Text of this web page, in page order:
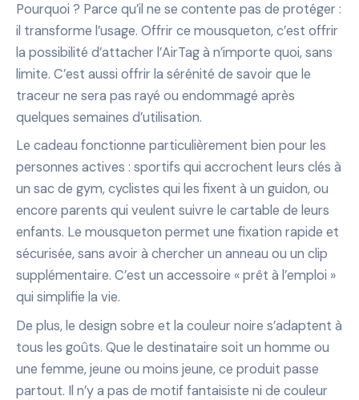
Pourquoi ? Parce qu’il ne se contente pas de protéger :
il transforme l’usage. Offrir ce mousqueton, c’est offrir
la possibilité d’attacher l’AirTag à n’importe quoi, sans
limite. C’est aussi offrir la sérénité de savoir que le
traceur ne sera pas rayé ou endommagé après
quelques semaines d’utilisation.
Le cadeau fonctionne particulièrement bien pour les
personnes actives : sportifs qui accrochent leurs clés à
un sac de gym, cyclistes qui les fixent à un guidon, ou
encore parents qui veulent suivre le cartable de leurs
enfants. Le mousqueton permet une fixation rapide et
sécurisée, sans avoir à chercher un anneau ou un clip
supplémentaire. C’est un accessoire « prêt à l’emploi »
qui simplifie la vie.
De plus, le design sobre et la couleur noire s’adaptent à
tous les goûts. Que le destinataire soit un homme ou
une femme, jeune ou moins jeune, ce produit passe
partout. Il n’y a pas de motif fantaisiste ni de couleur